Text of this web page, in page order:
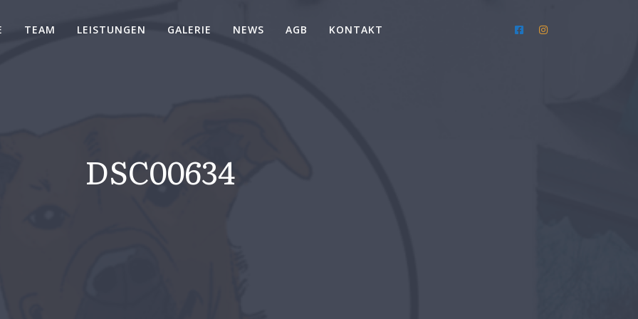
TEAM LEISTUNGEN GALERIE NEWS AGB KONTAKT
DSC00634